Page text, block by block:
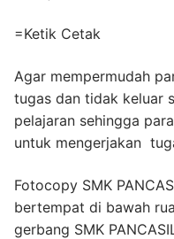
=Ketik Cetak
Agar mempermudah
tugas dan tidak keluar
pelajaran sehingga
untuk mengerjakan
Fotocopy SMK
bertempat di bawah
gerbang SMK